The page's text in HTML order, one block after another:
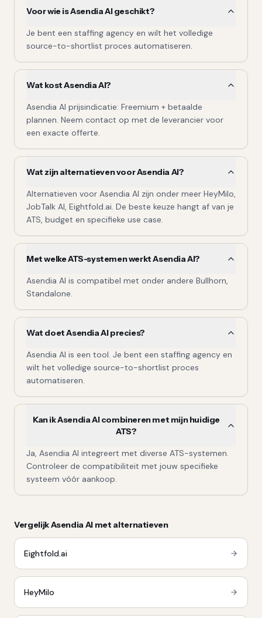
Voor wie is Asendia AI geschikt?
Je bent een staffing agency en wilt het volledige
source-to-shortlist proces automatiseren.
Wat kost Asendia AI?
Asendia AI prijsindicatie: Freemium + betaalde
plannen. Neem contact op met de leverancier voor
een exacte offerte.
Wat zijn alternatieven voor Asendia AI?
Alternatieven voor Asendia AI zijn onder meer HeyMilo,
JobTalk AI, Eightfold.ai. De beste keuze hangt af van je
ATS, budget en specifieke use case.
Met welke ATS-systemen werkt Asendia AI?
Asendia AI is compatibel met onder andere Bullhorn,
Standalone.
Wat doet Asendia AI precies?
Asendia AI is een tool. Je bent een staffing agency en
wilt het volledige source-to-shortlist proces
automatiseren.
Kan ik Asendia AI combineren met mijn huidige
ATS?
Ja, Asendia AI integreert met diverse ATS-systemen.
Controleer de compatibiliteit met jouw specifieke
systeem vóór aankoop.
VergelijkAsendia AI met alternatieven
Eightfold.ai
HeyMilo